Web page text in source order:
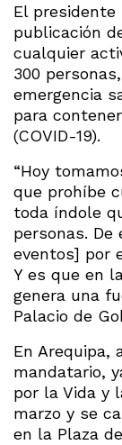
El presidente
publicación
cualquier
300
emergencia
para
(COVID-19).
“Hoy
que prohíbe
toda índole
personas.
eventos] por
Y es que en
genera una
Palacio de
En Arequipa,
mandatario,
por la Vida y
marzo y se
en la Plaza